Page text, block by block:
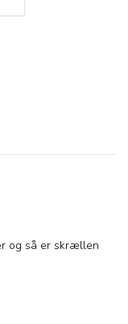
og så er skrællen